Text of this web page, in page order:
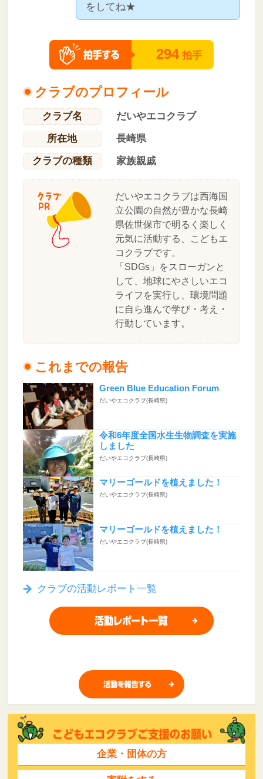
をしてね★
294 拍手
クラブのプロフィール
クラブ名
だいやエコクラブ
所在地
長崎県
クラブの種類
家族親戚
だいやエコクラブは西海国
立公園の自然が豊かな長崎
県佐世保市で明るく楽しく
元気に活動する、こどもエ
コクラブです。
「SDGs」をスローガンと
して、地球にやさしいエコ
ライフを実行し、環境問題
に自ら進んで学び・考え・
行動しています。
これまでの報告
Green Blue Education Forum
だいやエコクラブ(長崎県)
令和6年度全国水生生物調査を実施
しました
だいやエコクラブ(長崎県)
マリーゴールドを植えました！
だいやエコクラブ(長崎県)
マリーゴールドを植えました！
だいやエコクラブ(長崎県)
クラブの活動レポート一覧
企業・団体の方